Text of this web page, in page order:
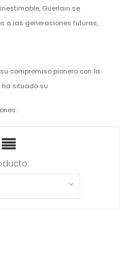
Guerlain se
a las generaciones futuras,
compromiso pionero con la
ha situado su